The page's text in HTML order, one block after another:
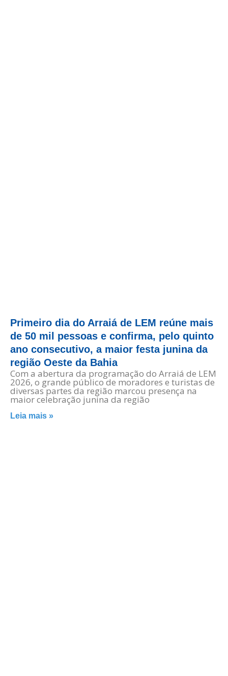
Primeiro dia do Arraiá de LEM reúne mais
de 50 mil pessoas e confirma, pelo quinto
ano consecutivo, a maior festa junina da
região Oeste da Bahia
Com a abertura da programação do Arraiá de LEM
2026, o grande público de moradores e turistas de
diversas partes da região marcou presença na
maior celebração junina da região
Leia mais »